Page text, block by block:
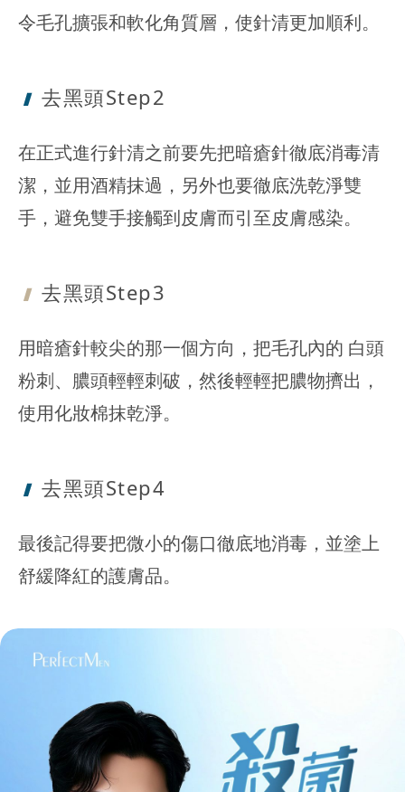
令毛孔擴張和軟化角質層，使針清更加順利。
去黑頭Step2
在正式進行針清之前要先把暗瘡針徹底消毒清
潔，並用酒精抹過，另外也要徹底洗乾淨雙
手，避免雙手接觸到皮膚而引至皮膚感染。
去黑頭Step3
用暗瘡針較尖的那一個方向，把毛孔內的 白頭
粉刺、膿頭輕輕刺破，然後輕輕把膿物擠出，
使用化妝棉抹乾淨。
去黑頭Step4
最後記得要把微小的傷口徹底地消毒，並塗上
舒緩降紅的護膚品。